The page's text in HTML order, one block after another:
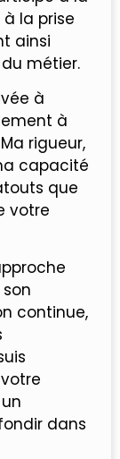
la prise
ainsi
métier.
à
à
rigueur,
capacité
que
votre
continue,
dans